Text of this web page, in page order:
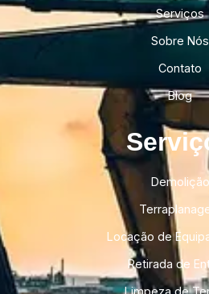
Serviços
Sobre Nós
Contato
Blog
Demolição
Locação de
Retirada de
Limpeza de